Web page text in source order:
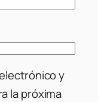
y
la próxima